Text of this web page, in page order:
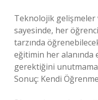
Teknolojik
sayesinde, her
tarzında
eğitimin her alanında
gerektiğini
Sonuç: Kendi